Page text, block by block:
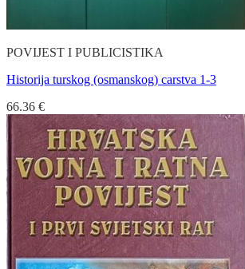
POVIJEST I PUBLICISTIKA
Historija turskog (osmanskog) carstva 1-3
66.36 €